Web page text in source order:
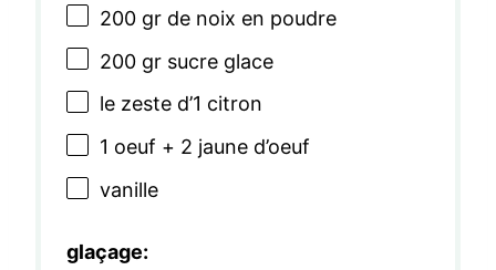
200gr de noix en poudre
200gr sucre glace
le zeste d’1 citron
1 oeuf + 2 jaune d’oeuf
vanille
glaçage: